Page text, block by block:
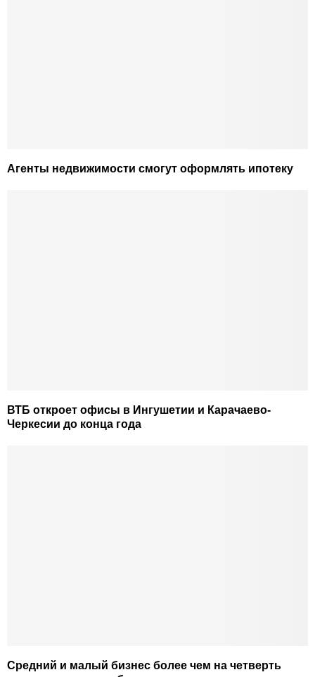
Агенты недвижимости смогут оформлять ипотеку
ВТБ откроет офисы в Ингушетии и Карачаево-
Черкесии до конца года
Средний и малый бизнес более чем на четверть